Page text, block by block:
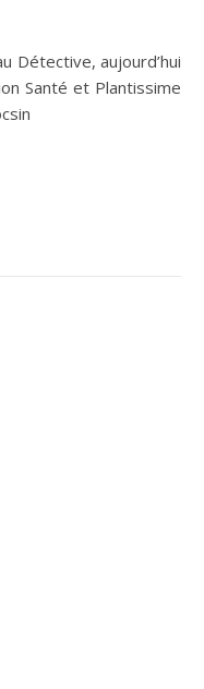
Détective, aujourd’hui
Santé et Plantissime